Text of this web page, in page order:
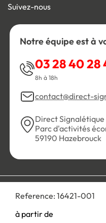
Reference: 16421-001
à partir de
Suivez-nous
Notre équipe est à
03 28 40 28
8h à 18h
contact@direct-
Direct Signalétique
Parc d'activités
59190 Hazebrouck
Personnaliser les